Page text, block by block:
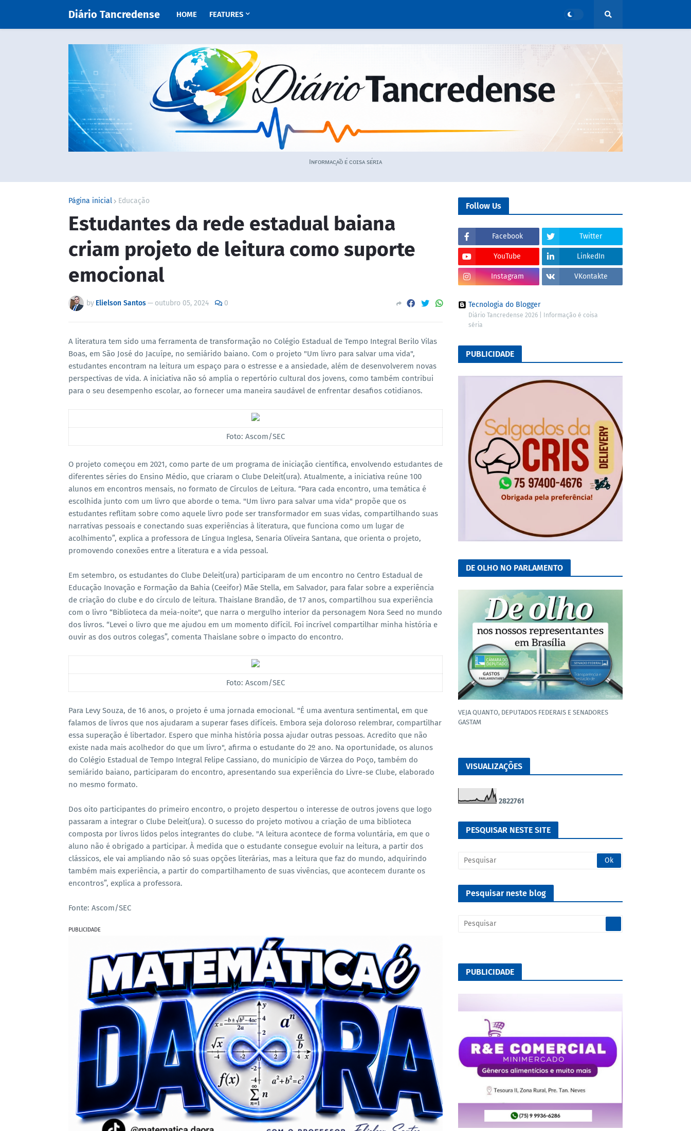
Diário Tancredense HOME FEATURES
Iɴғᴏʀᴍᴀᴄ̧ᴀ̃ᴏ ᴇ́ ᴄᴏɪsᴀ sᴇ́ʀɪᴀ
Página inicial Educação
Estudantes da rede estadual baiana
criam projeto de leitura como suporte
emocional
by Elielson Santos— outubro 05, 2024 0
A literatura tem sido uma ferramenta de transformação no Colégio Estadual de Tempo Integral Berilo Vilas
Boas, em São José do Jacuípe, no semiárido baiano. Com o projeto "Um livro para salvar uma vida",
estudantes encontram na leitura um espaço para o estresse e a ansiedade, além de desenvolverem novas
perspectivas de vida. A iniciativa não só amplia o repertório cultural dos jovens, como também contribui
para o seu desempenho escolar, ao fornecer uma maneira saudável de enfrentar desafios cotidianos.
Foto: Ascom/SEC
O projeto começou em 2021, como parte de um programa de iniciação científica, envolvendo estudantes de
diferentes séries do Ensino Médio, que criaram o Clube Deleit(ura). Atualmente, a iniciativa reúne 100
alunos em encontros mensais, no formato de Círculos de Leitura. “Para cada encontro, uma temática é
escolhida junto com um livro que aborde o tema. "Um livro para salvar uma vida" propõe que os
estudantes reflitam sobre como aquele livro pode ser transformador em suas vidas, compartilhando suas
narrativas pessoais e conectando suas experiências à literatura, que funciona como um lugar de
acolhimento”, explica a professora de Língua Inglesa, Senaria Oliveira Santana, que orienta o projeto,
promovendo conexões entre a literatura e a vida pessoal.
Em setembro, os estudantes do Clube Deleit(ura) participaram de um encontro no Centro Estadual de
Educação Inovação e Formação da Bahia (Ceeifor) Mãe Stella, em Salvador, para falar sobre a experiência
de criação do clube e do círculo de leitura. Thaislane Brandão, de 17 anos, compartilhou sua experiência
com o livro “Biblioteca da meia-noite", que narra o mergulho interior da personagem Nora Seed no mundo
dos livros. “Levei o livro que me ajudou em um momento difícil. Foi incrível compartilhar minha história e
ouvir as dos outros colegas”, comenta Thaislane sobre o impacto do encontro.
Foto: Ascom/SEC
Para Levy Souza, de 16 anos, o projeto é uma jornada emocional. "É uma aventura sentimental, em que
falamos de livros que nos ajudaram a superar fases difíceis. Embora seja doloroso relembrar, compartilhar
essa superação é libertador. Espero que minha história possa ajudar outras pessoas. Acredito que não
existe nada mais acolhedor do que um livro", afirma o estudante do 2º ano. Na oportunidade, os alunos
do Colégio Estadual de Tempo Integral Felipe Cassiano, do município de Várzea do Poço, também do
semiárido baiano, participaram do encontro, apresentando sua experiência do Livre-se Clube, elaborado
no mesmo formato.
Dos oito participantes do primeiro encontro, o projeto despertou o interesse de outros jovens que logo
passaram a integrar o Clube Deleit(ura). O sucesso do projeto motivou a criação de uma biblioteca
composta por livros lidos pelos integrantes do clube. "A leitura acontece de forma voluntária, em que o
aluno não é obrigado a participar. À medida que o estudante consegue evoluir na leitura, a partir dos
clássicos, ele vai ampliando não só suas opções literárias, mas a leitura que faz do mundo, adquirindo
também mais experiência, a partir do compartilhamento de suas vivências, que acontecem durante os
encontros”, explica a professora.
Fonte: Ascom/SEC
PUBLICIDADE
Follow Us
Facebook Twitter
YouTube LinkedIn
Instagram VKontakte
Tecnologia do Blogger
Diário Tancredense 2026 | Informação é coisa
séria
PUBLICIDADE
DE OLHO NO PARLAMENTO
VEJA QUANTO, DEPUTADOS FEDERAIS E SENADORES
GASTAM
VISUALIZAÇÕES
2822761
PESQUISAR NESTE SITE
Pesquisar neste blog
PUBLICIDADE